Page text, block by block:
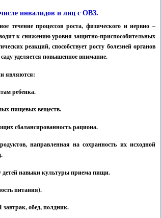
инвалидов и лиц с ОВЗ.
течение процессов роста, физического и нервно –
к снижению уровня защитно-приспособительных
реакций, способствует росту болезней органов
уделяется повышенное внимание.
являются:
ребенка.
пищевых веществ.
сбалансированность рациона.
направленная на сохранность их исходной
навыки культуры приема пищи.
питания).
завтрак, обед, полдник.